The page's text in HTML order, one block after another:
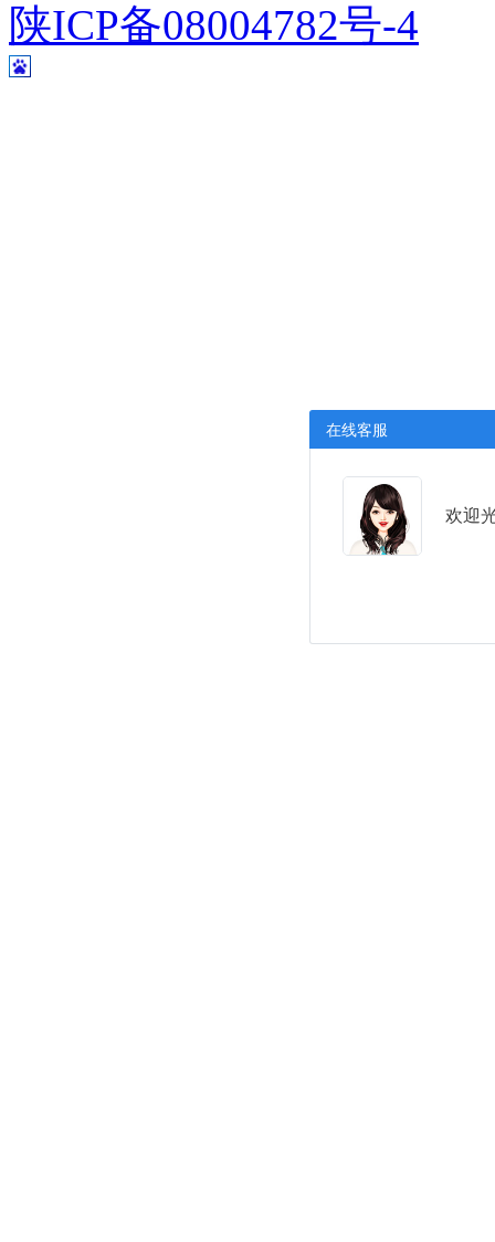
陕ICP备08004782号-4
在线客服
欢迎